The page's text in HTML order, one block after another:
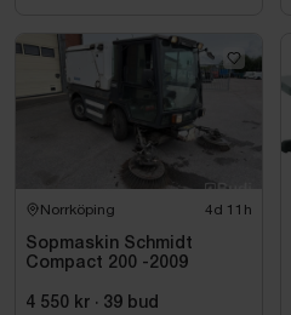
Norrköping 4d 11h
Sopmaskin Schmidt
Compact 200 -2009
4 550 kr · 39 bud